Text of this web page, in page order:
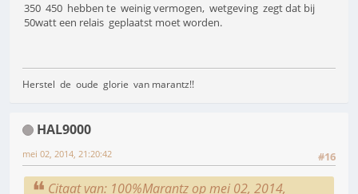
350 450 hebben te weinig vermogen, wetgeving zegt dat bij
50watt een relais geplaatst moet worden.
Herstel de oude glorie van marantz!!
HAL9000
#16
mei 02, 2014, 21:20:42
Citaat van: 100%Marantz op mei 02, 2014,